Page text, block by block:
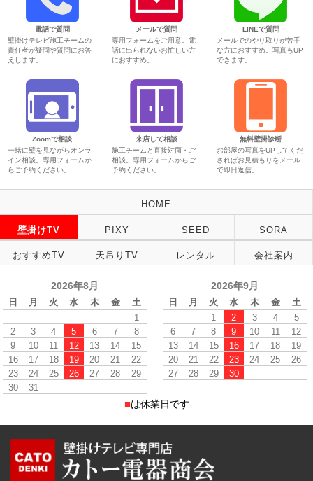
電話で質問
壁掛けテレビ施工チームの
責任者が疑問や質問にお答
えします。
メールで質問
専用フォームをご用意。電
話に出られないお忙しい方
におすすめ。
LINEで質問
メールでのやり取りが苦手
な方におすすめ。写真もUP
できます。
Zoomで相談
一緒に壁を見ながらオンラ
イン相談。専用フォームか
らご予約ください。
来店して相談
施工チームと直接対面・ご
相談。専用フォームからご
予約ください。
無料壁掛診断
お部屋の写真をUPしてくだ
さればお見積もりをメール
で即日返信。
HOME
壁掛けTV PIXY SEED SORA
おすすめTV 天吊りTV レンタル 会社案内
2026年8月
日 月 火 水 木 金
土
1
2
3 4 5 6 7
8
9
10 11 12 13 14
15
16
17 18 19 20 21
22
23
24 25 26 27 28
29
30
31
2026年9月
日 月 火 水 木 金
土
1
2 3 4
5
6
7 8 9 10 11
12
13
14 15 16 17 18
19
20
21 22 23 24 25
26
27
28 29 30
■は休業日です